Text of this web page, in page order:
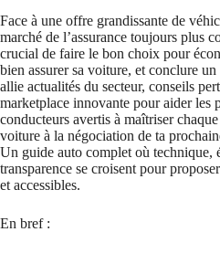
Face à une offre grandissante de
marché de l’assurance toujours plus
crucial de faire le bon choix pour
bien assurer sa voiture, et conclure
allie actualités du secteur, conseils
marketplace innovante pour aider les
conducteurs avertis à maîtriser
voiture à la négociation de ta
Un guide auto complet où technique,
transparence se croisent pour
et accessibles.
En bref :